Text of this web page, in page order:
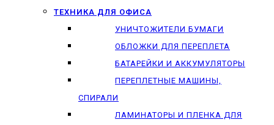
ТЕХНИКА ДЛЯ ОФИСА
УНИЧТОЖИТЕЛИ БУМАГИ
ОБЛОЖКИ ДЛЯ ПЕРЕПЛЕТА
БАТАРЕЙКИ И АККУМУЛЯТОРЫ
ПЕРЕПЛЕТНЫЕ МАШИНЫ,
СПИРАЛИ
ЛАМИНАТОРЫ И ПЛЕНКА ДЛЯ